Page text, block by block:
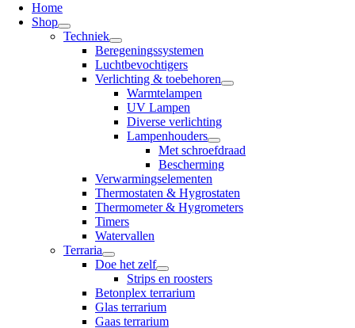
Home
Shop
Techniek
Beregeningssystemen
Luchtbevochtigers
Verlichting & toebehoren
Warmtelampen
UV Lampen
Diverse verlichting
Lampenhouders
Met schroefdraad
Bescherming
Verwarmingselementen
Thermostaten & Hygrostaten
Thermometer & Hygrometers
Timers
Watervallen
Terraria
Doe het zelf
Strips en roosters
Betonplex terrarium
Glas terrarium
Gaas terrarium